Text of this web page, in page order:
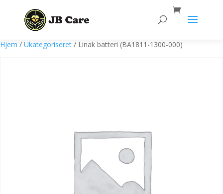
Products
search
Hjem / Ukategoriseret / Linak batteri (BA1811-1300-000)